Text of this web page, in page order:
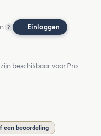
? Einloggen
beschikbaar voor Pro-
een beoordeling